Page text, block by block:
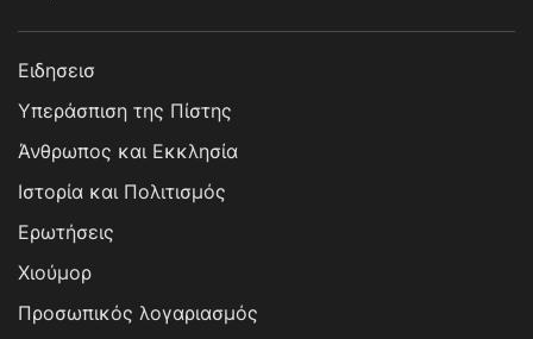
Ειδησεισ
Υπεράσπιση της Πίστης
Άνθρωπος και Εκκλησία
Ιστορία και Πολιτισμός
Ερωτήσεις
Χιούμορ
Προσωπικός λογαριασμός